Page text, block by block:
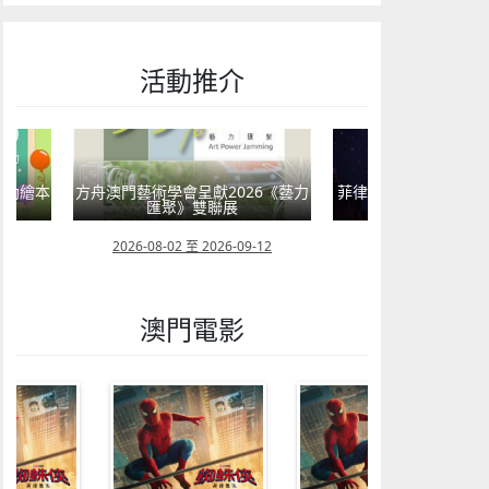
活動推介
幼繪本 方舟澳門藝術學會呈獻2026《藝力
匯聚》雙聯展
2026-08-02 至 2026-09-12
菲律賓亮點文創活動
澳門電影